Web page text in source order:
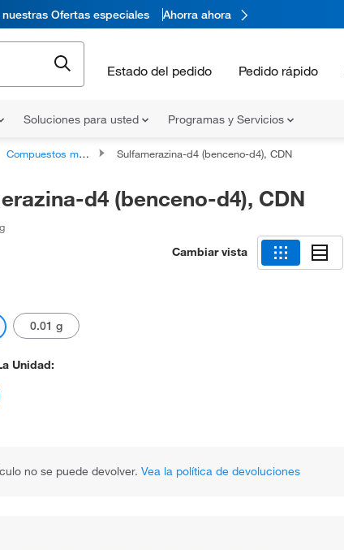
Ofertas especiales Ahorra ahora
Estado del pedido Pedido rápido
Soluciones para usted Programas y Servicios
Compuestos marcados isotópicamente Sulfamerazina-d4 (benceno-d4), CDN
d4 (benceno-d4), CDN
Cambiar vista
0.01 g
Unidad:
no se puede devolver. Vea la política de devoluciones